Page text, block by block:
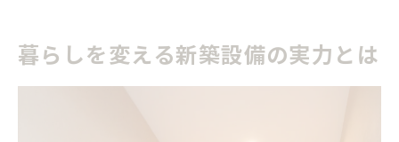
暮らしを変える新築設備の実力とは